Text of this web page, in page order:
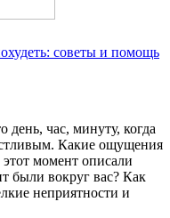
советы и помощь
день, час, минуту, когда
Какие ощущения
момент описали
были вокруг вас? Как
неприятности и